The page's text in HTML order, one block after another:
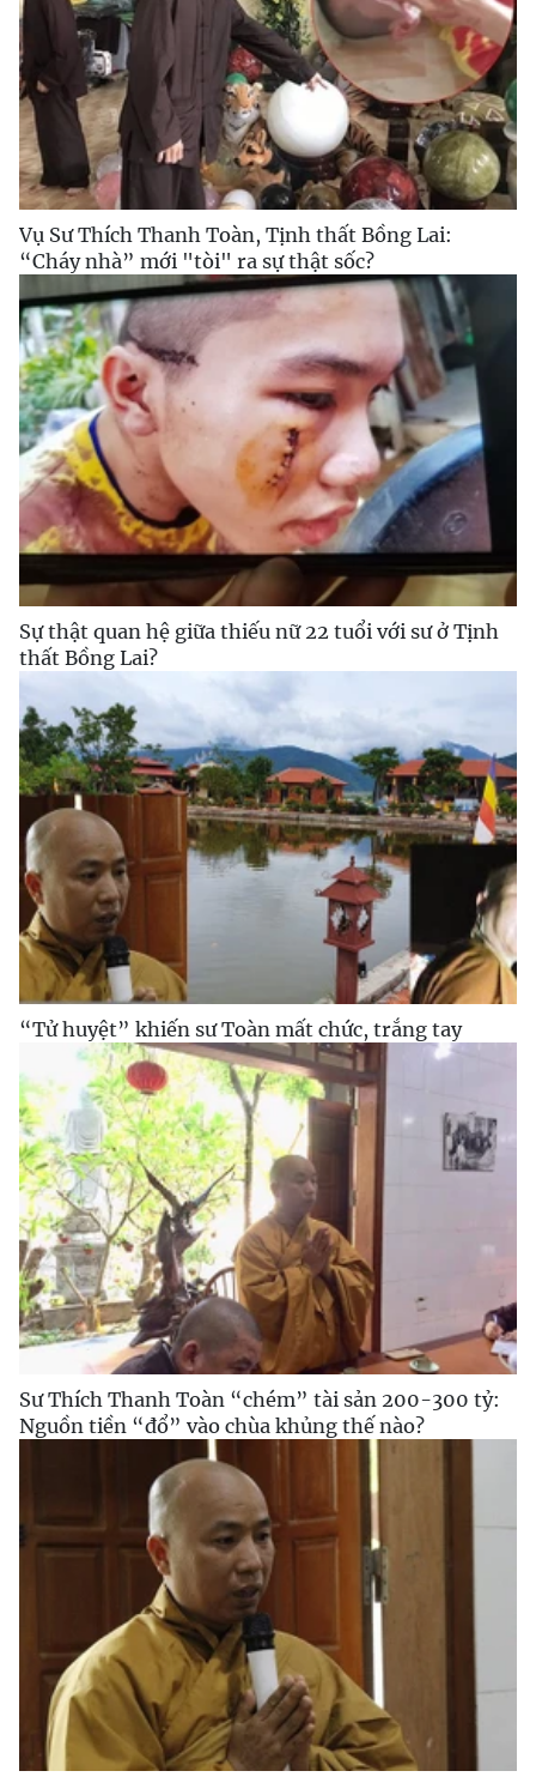
Vụ Sư Thích Thanh Toàn, Tịnh thất Bồng Lai:
“Cháy nhà” mới "tòi" ra sự thật sốc?
Sự thật quan hệ giữa thiếu nữ 22 tuổi với sư ở Tịnh
thất Bồng Lai?
“Tử huyệt” khiến sư Toàn mất chức, trắng tay
Sư Thích Thanh Toàn “chém” tài sản 200-300 tỷ:
Nguồn tiền “đổ” vào chùa khủng thế nào?